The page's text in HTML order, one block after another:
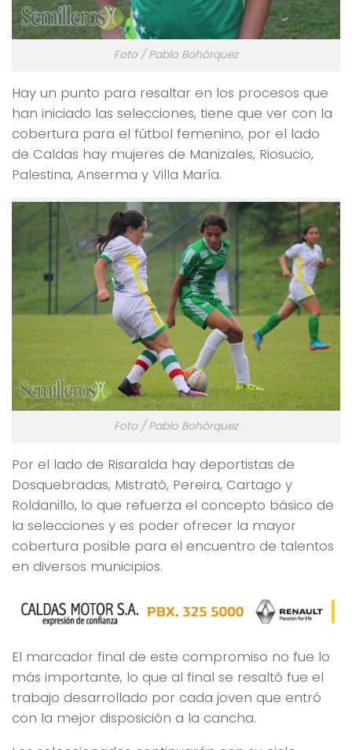
Foto / Pablo Bohórquez
Hay un punto para resaltar en los procesos que
han iniciado las selecciones, tiene que ver con la
cobertura para el fútbol femenino, por el lado
de Caldas hay mujeres de Manizales, Riosucio,
Palestina, Anserma y Villa María.
Foto / Pablo Bohórquez
Por el lado de Risaralda hay deportistas de
Dosquebradas, Mistrató, Pereira, Cartago y
Roldanillo, lo que refuerza el concepto básico de
la selecciones y es poder ofrecer la mayor
cobertura posible para el encuentro de talentos
en diversos municipios.
El marcador final de este compromiso no fue lo
más importante, lo que al final se resaltó fue el
trabajo desarrollado por cada joven que entró
con la mejor disposición a la cancha.